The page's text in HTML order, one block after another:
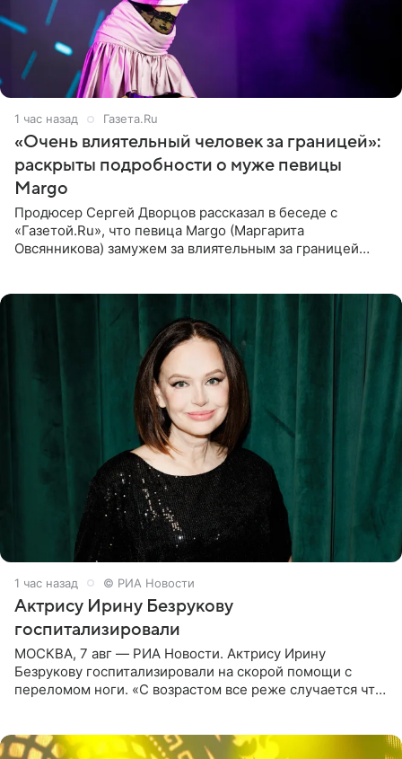
1 час назад Газета.Ru
«Очень влиятельный человек за границей»:
раскрыты подробности о муже певицы
Margo
Продюсер Сергей Дворцов рассказал в беседе с
«Газетой.Ru», что певица Margo (Маргарита
Овсянникова) замужем за влиятельным за границей
1 час назад © РИА Новости
Актрису Ирину Безрукову
госпитализировали
МОСКВА, 7 авг — РИА Новости. Актрису Ирину
Безрукову госпитализировали на скорой помощи с
переломом ноги. «С возрастом все реже случается что-